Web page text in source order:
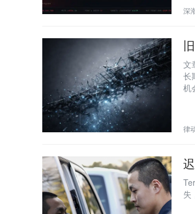
深
文
长
机
律
失